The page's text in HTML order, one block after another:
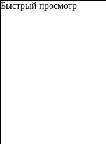
Быстрый просмотр